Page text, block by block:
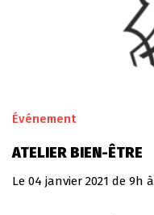
Événement
ATELIER BIEN-ÊTRE
Le 04 janvier 2021 de 9h